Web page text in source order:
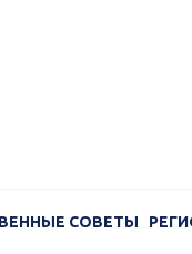
СОВЕТЫ